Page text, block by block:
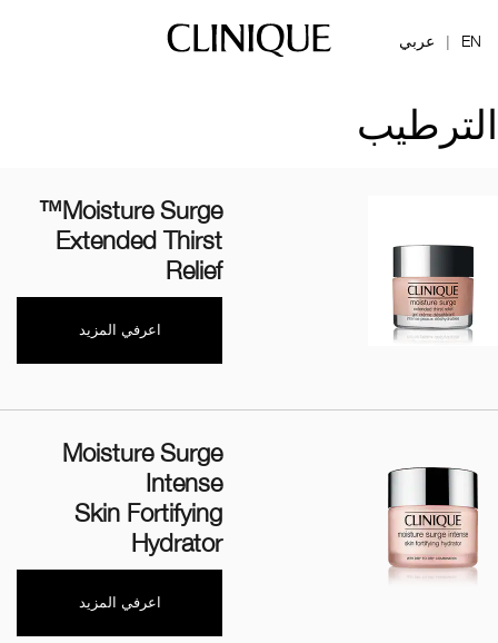
EN
| عربي
الترطيب
Moisture Surge™
Extended Thirst
Relief
اعرفي المزيد
Moisture Surge
Intense
Skin Fortifying
Hydrator
اعرفي المزيد